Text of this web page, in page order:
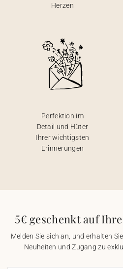
Herzen
Perfektion im
Detail und Hüter
Ihrer wichtigsten
Erinnerungen
5€ geschenkt auf
Melden Sie sich an, und erhalten
Neuheiten und Zugang zu